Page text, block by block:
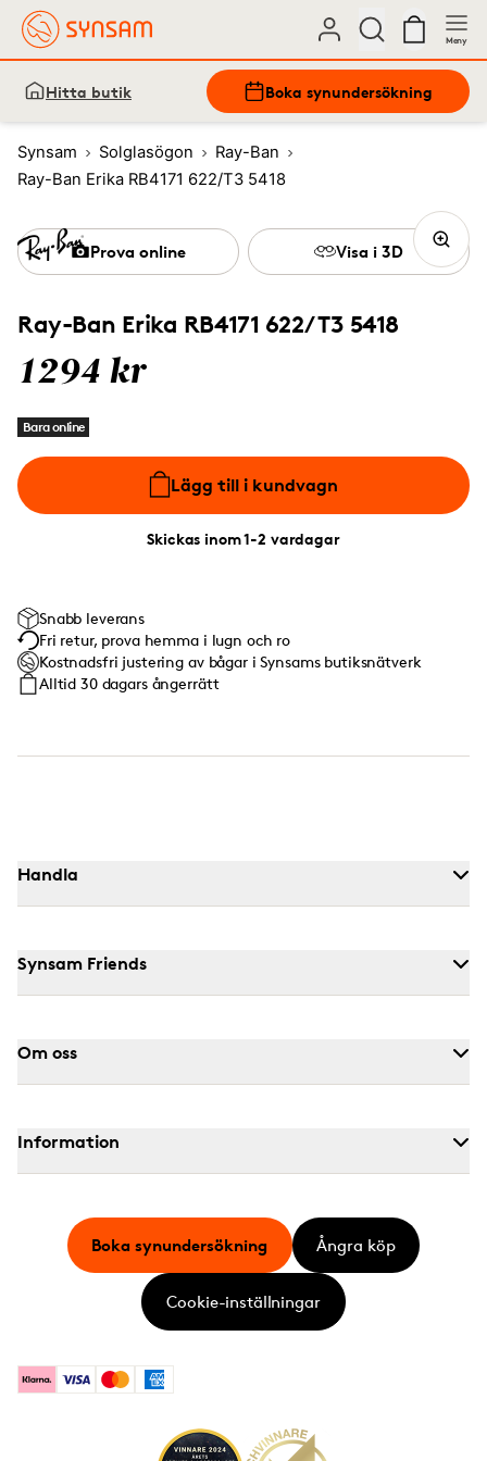
Meny
Hitta butik Boka synundersökning
Synsam Solglasögon
Ray-Ban
Ray-Ban Erika RB4171 622/T3 5418
Ray-Ban Erika RB4171 622/T3 5418
1294 kr
Bara online
Lägg till i kundvagn
Skickas inom 1-2 vardagar
Prova online Visa i 3D
Snabb leverans
Fri retur, prova hemma i lugn och ro
Kostnadsfri justering av bågar i Synsams butiksnätverk
Alltid 30 dagars ångerrätt
Handla
Synsam Friends
Om oss
Information
KlarnaVisa MastercardAmerican Express
Boka synundersökning Ångra köp
Cookie-inställningar